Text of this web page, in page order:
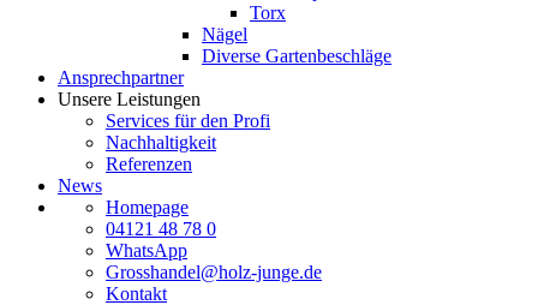
Torx
Nägel
Diverse Gartenbeschläge
Ansprechpartner
Unsere Leistungen
Services für den Profi
Nachhaltigkeit
Referenzen
News
Homepage
04121 48 78 0
WhatsApp
Grosshandel@holz-junge.de
Kontakt